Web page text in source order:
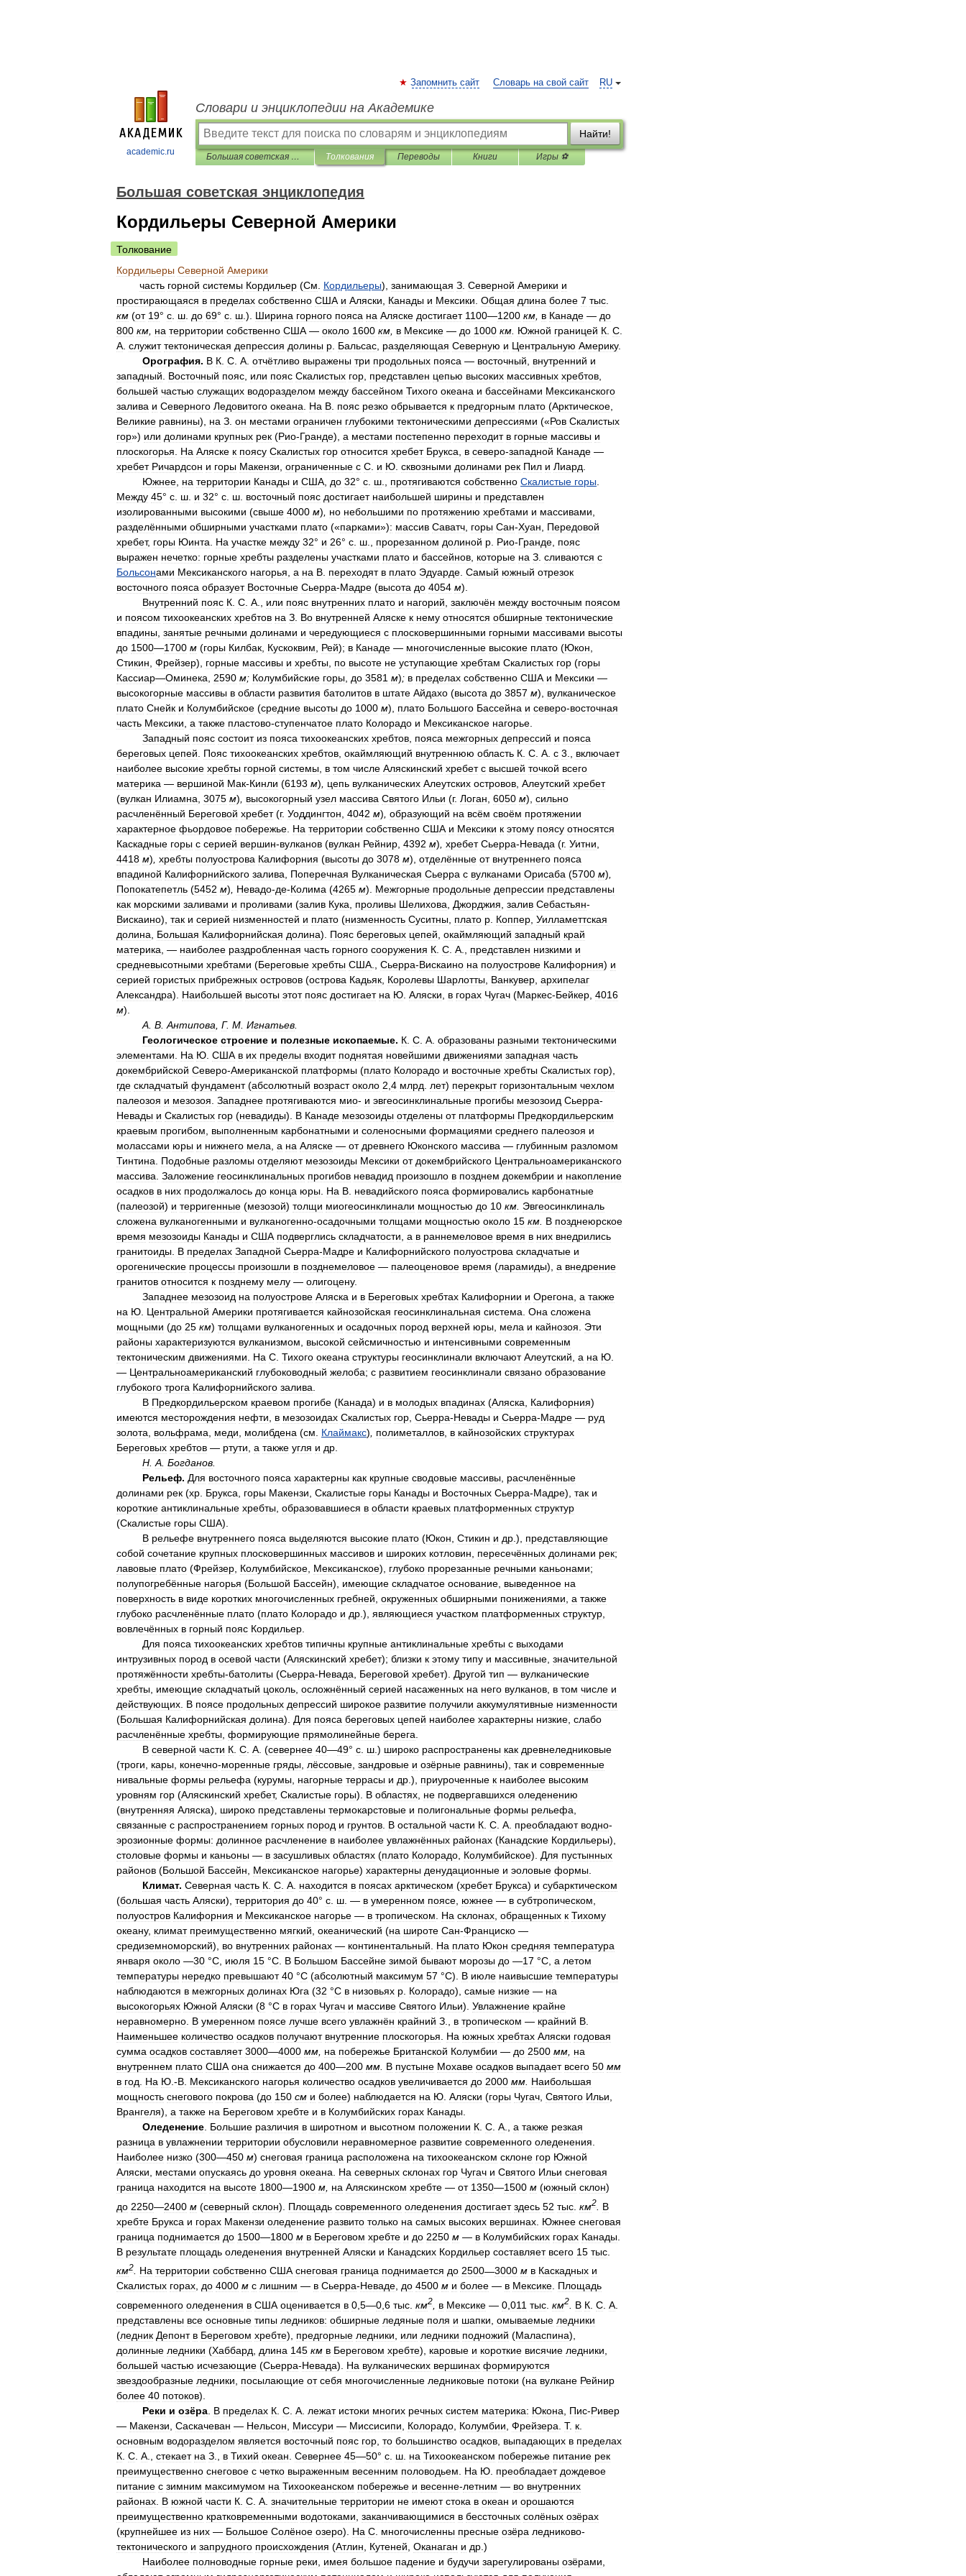
academic.ru
RU
Запомнить сайт Словарь на свой сайт
Словари и энциклопедии на Академике
Найти!
Большая советская энциклопедия Толкования Переводы Книги Игры ⚽
Большая советская энциклопедия
Кордильеры Северной Америки
Толкование
Кордильеры Северной Америки
часть горной системы Кордильер (См Кордильеры), занимающая З Северной Америки и
простирающаяся в пределах собственно США и Аляски Канады и Мексики Общая длина более 7 тыс
км (от 19° с ш до 69° с ш .). Ширина горного пояса на Аляске достигает 1100—1200 км в Канаде — до
800 км на территории собственно США — около 1600 км в Мексике — до 1000 км Южной границей К С
А служит тектоническая депрессия долины р Бальсас разделяющая Северную и Центральную Америку.
Орография. В К С А отчётливо выражены три продольных пояса — восточный внутренний и
западный
Восточный пояс или пояс Скалистых гор представлен цепью высоких массивных хребтов
большей частью служащих водоразделом между бассейном Тихого океана и бассейнами Мексиканского
залива и Северного Ледовитого океана На В пояс резко обрывается к предгорным плато (Арктическое
Великие равнины), на З он местами ограничен глубокими тектоническими депрессиями («Ров Скалистых
гор») или долинами крупных рек (Рио-Гранде), а местами постепенно переходит в горные массивы и
плоскогорья
На Аляске к поясу Скалистых гор относится хребет Брукса в северо-западной Канаде —
хребет Ричардсон и горы Макензи ограниченные с С и Ю сквозными долинами рек Пил и Лиард
Южнее на территории Канады и США до 32° с ш протягиваются собственно Скалистые горы
Между 45° с ш и 32° с ш восточный пояс достигает наибольшей ширины и представлен
изолированными высокими (свыше 4000 м) но небольшими по протяжению хребтами и массивами
разделёнными обширными участками плато («парками»): массив Саватч горы Сан-Хуан
Передовой
хребет, горы Юинта На участке между 32° и 26° с ш прорезанном долиной р Рио-Гранде пояс
выражен нечетко: горные хребты разделены участками плато и бассейнов которые на З сливаются с
Больсонами Мексиканского нагорья а на В переходят в плато Эдуарде Самый южный отрезок
восточного пояса образует Восточные Сьерра-Мадре (высота до 4054 м).
Внутренний пояс К С А или пояс внутренних плато и нагорий заключён между восточным поясом
и поясом тихоокеанских хребтов на З Во внутренней Аляске к нему относятся обширные тектонические
впадины занятые речными долинами и чередующиеся с плосковершинными горными массивами высоты
до 1500—1700 м (горы Килбак Кускоквим Рей); в Канаде — многочисленные высокие плато (Юкон
Стикин Фрейзер), горные массивы и хребты по высоте не уступающие хребтам Скалистых гор (горы
Кассиар—Оминека 2590 м; Колумбийские горы до 3581 м); в пределах собственно США и Мексики —
высокогорные массивы в области развития батолитов в штате Айдахо (высота до 3857 м), вулканическое
плато Снейк и Колумбийское (средние высоты до 1000 м), плато Большого Бассейна и северо-восточная
часть Мексики а также пластово-ступенчатое плато Колорадо и Мексиканское нагорье
Западный пояс состоит из пояса тихоокеанских хребтов пояса межгорных депрессий и пояса
береговых цепей Пояс тихоокеанских хребтов окаймляющий внутреннюю область К С А с 3
включает
наиболее высокие хребты горной системы в том числе Аляскинский хребет с высшей точкой всего
материка — вершиной Мак-Кинли (6193 м) цепь вулканических Алеутских островов Алеутский хребет
(вулкан Илиамна 3075 м) высокогорный узел массива Святого Ильи (г. Логан 6050 м), сильно
расчленённый Береговой хребет(г. Уоддингтон 4042 м) образующий на всём своём протяжении
характерное фьордовое побережье На территории собственно США и Мексики к этому поясу относятся
Каскадные горы с серией вершин-вулканов (вулкан Рейнир 4392 м) хребет Сьерра-Невада (г. Уитни
4418 м) хребты полуострова Калифорния (высоты до 3078 м), отделённые от внутреннего пояса
впадиной Калифорнийского залива Поперечная Вулканическая Сьерра с вулканами Орисаба (5700 м)
Попокатепетль (5452 м) Невадо-де-Колима (4265 м). Межгорные продольные депрессии представлены
как морскими заливами и проливами (залив Кука проливы Шелихова Джорджия залив Себастьян-
Вискаино), так и серией низменностей и плато (низменность Суситны плато р Коппер Уилламеттская
долина
Большая Калифорнийская долина). Пояс береговых цепей окаймляющий западный край
материка , — наиболее раздробленная часть горного сооружения К С А представлен низкими и
средневысотными хребтами (Береговые хребты США Сьерра-Вискаино на полуострове Калифорния) и
серией гористых прибрежных островов (острова Кадьяк Королевы Шарлотты Ванкувер архипелаг
Александра). Наибольшей высоты этот пояс достигает на Ю Аляски в горах Чугач (Маркес-Бейкер 4016
м).
А В Антипова Г. М Игнатьев
Геологическое строение и полезные ископаемые. К С А образованы разными тектоническими
элементами
На Ю США в их пределы входит поднятая новейшими движениями западная часть
докембрийской Северо-Американской платформы (плато Колорадо и восточные хребты Скалистых гор),
где складчатый фундамент(абсолютный возраст около 2 4 млрд лет) перекрыт горизонтальным чехлом
палеозоя и мезозоя Западнее протягиваются мио- и эвгеосинклинальные прогибы мезозоид Сьерра-
Невады и Скалистых гор (невадиды). В Канаде мезозоиды отделены от платформы Предкордильерским
краевым прогибом выполненным карбонатными и соленосными формациями среднего палеозоя и
молассами юры и нижнего мела а на Аляске — от древнего Юконского массива — глубинным разломом
Тинтина
Подобные разломы отделяют мезозоиды Мексики от докембрийского Центральноамериканского
массива Заложение геосинклинальных прогибов невадид произошло в позднем докембрии и накопление
осадков в них продолжалось до конца юры На В невадийского пояса формировались карбонатные
(палеозой) и терригенные (мезозой) толщи миогеосинклинали мощностью до 10 км Эвгеосинклиналь
сложена вулканогенными и вулканогенно-осадочными толщами мощностью около 15 км В позднеюрское
время мезозоиды Канады и США подверглись складчатости а в раннемеловое время в них внедрились
гранитоиды В пределах Западной Сьерра-Мадре и Калифорнийского полуострова складчатые и
орогенические процессы произошли в позднемеловое — палеоценовое время (ларамиды), а внедрение
гранитов относится к позднему мелу — олигоцену.
Западнее мезозоид на полуострове Аляска и в Береговых хребтах Калифорнии и Орегона а также
на Ю Центральной Америки протягивается кайнозойская геосинклинальная система Она сложена
мощными (до 25 км) толщами вулканогенных и осадочных пород верхней юры мела и кайнозоя
Эти
районы характеризуются вулканизмом высокой сейсмичностью и интенсивными современным
тектоническим движениями На С Тихого океана структуры геосинклинали включают Алеутский а на Ю
— Центральноамериканский глубоководный желоба; с развитием геосинклинали связано образование
глубокого трога Калифорнийского залива
В Предкордильерском краевом прогибе (Канада) и в молодых впадинах (Аляска Калифорния)
имеются месторождения нефти в мезозоидах Скалистых гор Сьерра-Невады и Сьерра-Мадре — руд
золота
вольфрама меди молибдена (см Клаймакс) полиметаллов в кайнозойских структурах
Береговых хребтов — ртути а также угля и др
Н А Богданов
Рельеф. Для восточного пояса характерны как крупные сводовые массивы расчленённые
долинами рек (хр Брукса горы Макензи Скалистые горы Канады и Восточных Сьерра-Мадре), так и
короткие антиклинальные хребты образовавшиеся в области краевых платформенных структур
(Скалистые горы США).
В рельефе внутреннего пояса выделяются высокие плато (Юкон Стикин и др .), представляющие
собой сочетание крупных плосковершинных массивов и широких котловин пересечённых долинами рек;
лавовые плато (Фрейзер Колумбийское Мексиканское), глубоко прорезанные речными каньонами;
полупогребённые нагорья (Большой Бассейн), имеющие складчатое основание выведенное на
поверхность в виде коротких многочисленных гребней окруженных обширными понижениями а также
глубоко расчленённые плато (плато Колорадо и др .), являющиеся участком платформенных структур
вовлечённых в горный пояс Кордильер
Для пояса тихоокеанских хребтов типичны крупные антиклинальные хребты с выходами
интрузивных пород в осевой части (Аляскинский хребет); близки к этому типу и массивные значительной
протяжённости хребты-батолиты (Сьерра-Невада Береговой хребет). Другой тип — вулканические
хребты имеющие складчатый цоколь осложнённый серией насаженных на него вулканов в том числе и
действующих В поясе продольных депрессий широкое развитие получили аккумулятивные низменности
(Большая Калифорнийская долина). Для пояса береговых цепей наиболее характерны низкие слабо
расчленённые хребты формирующие прямолинейные берега
В северной части К С А . (севернее 40—49° с ш .) широко распространены как древнеледниковые
(троги кары конечно-моренные гряды лёссовые зандровые и озёрные равнины), так и современные
нивальные формы рельефа (курумы нагорные террасы и др .), приуроченные к наиболее высоким
уровням гор (Аляскинский хребет, Скалистые горы). В областях не подвергавшихся оледенению
(внутренняя Аляска), широко представлены термокарстовые и полигональные формы рельефа
связанные с распространением горных пород и грунтов В остальной части К С А преобладают водно-
эрозионные формы: долинное расчленение в наиболее увлажнённых районах (Канадские Кордильеры),
столовые формы и каньоны — в засушливых областях (плато Колорадо Колумбийское). Для пустынных
районов (Большой Бассейн Мексиканское нагорье) характерны денудационные и эоловые формы
Климат. Северная часть К С А находится в поясах арктическом (хребет Брукса) и субарктическом
(большая часть Аляски), территория до 40° с ш . — в умеренном поясе южнее — в субтропическом
полуостров Калифорния и Мексиканское нагорье — в тропическом На склонах обращенных к Тихому
океану, климат преимущественно мягкий океанический (на широте Сан-Франциско —
средиземноморский), во внутренних районах — континентальный На плато Юкон средняя температура
января около —30 °С июля 15 °С В Большом Бассейне зимой бывают морозы до —17 °С а летом
температуры нередко превышают 40 °С (абсолютный максимум 57 °С). В июле наивысшие температуры
наблюдаются в межгорных долинах Юга (32 °С в низовьях р Колорадо), самые низкие — на
высокогорьях Южной Аляски (8 °С в горах Чугач и массиве Святого Ильи). Увлажнение крайне
неравномерно В умеренном поясе лучше всего увлажнён крайний З в тропическом — крайний В
Наименьшее количество осадков получают внутренние плоскогорья На южных хребтах Аляски годовая
сумма осадков составляет 3000—4000 мм на побережье Британской Колумбии — до 2500 мм на
внутреннем плато США она снижается до 400—200 мм В пустыне Мохаве осадков выпадает всего 50 мм
в год На Ю .-В Мексиканского нагорья количество осадков увеличивается до 2000 мм Наибольшая
мощность снегового покрова (до 150 см и более) наблюдается на Ю Аляски (горы Чугач Святого Ильи
Врангеля), а также на Береговом хребте и в Колумбийских горах Канады
Оледенение Большие различия в широтном и высотном положении К С А а также резкая
разница в увлажнении территории обусловили неравномерное развитие современного оледенения
Наиболее низко (300—450 м) снеговая граница расположена на тихоокеанском склоне гор Южной
Аляски
местами опускаясь до уровня океана На северных склонах гор Чугач и Святого Ильи снеговая
граница находится на высоте 1800—1900 м на Аляскинском хребте — от 1350—1500 м (южный склон)
до 2250—2400 м (северный склон). Площадь современного оледенения достигает здесь 52 тыс км2
В
хребте Брукса и горах Макензи оледенение развито только на самых высоких вершинах Южнее снеговая
граница поднимается до 1500—1800 м в Береговом хребте и до 2250 м — в Колумбийских горах Канады
В результате площадь оледенения внутренней Аляски и Канадских Кордильер составляет всего 15 тыс
км2. На территории собственно США снеговая граница поднимается до 2500—3000 м в Каскадных и
Скалистых горах, до 4000 м с лишним — в Сьерра-Неваде, до 4500 м и более — в Мексике. Площадь
современного оледенения в США оценивается в 0 5—0 6 тыс км2 в Мексике — 0 011 тыс км2 В К С А
представлены все основные типы ледников: обширные ледяные поля и шапки омываемые ледники
(ледник Депонт в Береговом хребте), предгорные ледники или ледники подножий (Маласпина),
долинные ледники (Хаббард длина 145 км в Береговом хребте), каровые и короткие висячие ледники
большей частью исчезающие (Сьерра-Невада). На вулканических вершинах формируются
звездообразные ледники посылающие от себя многочисленные ледниковые потоки (на вулкане Рейнир
более 40 потоков).
Реки и озёра В пределах К С А лежат истоки многих речных систем материка: Юкона Пис-Ривер
— Макензи Саскачеван — Нельсон Миссури — Миссисипи Колорадо Колумбии Фрейзера Т. к
основным водоразделом является восточный пояс гор то большинство осадков выпадающих в пределах
К С А стекает на З в Тихий океан Севернее 45—50° с ш на Тихоокеанском побережье питание рек
преимущественно снеговое с четко выраженным весенним половодьем На Ю преобладает дождевое
питание с зимним максимумом на Тихоокеанском побережье и весенне-летним — во внутренних
районах В южной части К С А значительные территории не имеют стока в океан и орошаются
преимущественно кратковременными водотоками заканчивающимися в бессточных солёных озёрах
(крупнейшее из них — Большое Солёное озеро). На С многочисленны пресные озёра ледниково-
тектонического и запрудного происхождения (Атлин Кутеней Оканаган и др .)
Наиболее полноводные горные реки имея большое падение и будучи зарегулированы озёрами